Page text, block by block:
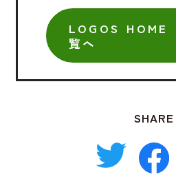
LOGOS HOME
覧へ
SHARE